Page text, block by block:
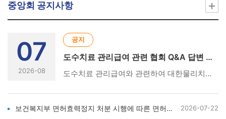
중앙회 공지사항
07
2026-08
공지
도수치료 관리급여 관련 협회 Q&A 답변 및 성명서 현황
도수치료 관리급여와 관련하여 대한물리치료사협회에서 발표한 Q&A 답변서와 성명서 현황입니다. [아래의 링크를 클릭하세요👇] ① 도수치료 관리급여 시행 관련 협회 Q&A 답변서 및 참고 자료https://m.site.naver.com/2e2DQ ② 도수치료 관리급여 7월 1일 시행에 따른 대한물리치료사협회 성명서(26.6.17)https://m.site.naver.com/2e2E5 ③ 7월 1일 도수치료 관리급여 시행 관련 협회 진행 경과 및 강력 대응 방안 성명서(26.6.16.)https://m.site.naver.com/2e2Eb ④ 도수치료 관리급여 관련 간담회 결과 성명서(26.6.15.)https://m.site.naver.com/2e2Eh ⑤ 건강보험정책심의위원회 도수치료 관리급여 강행 관련 대한물리치료사협회의 강력 규탄 및 총력 대응 성명서(26.6.4.) https://m.site.naver.com/2e2Ep
보건복지부 면허효력정지 처분 시행에 따른 면허신고 안내 2026-07-22